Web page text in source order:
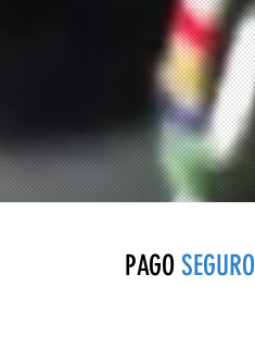
PAGO SEGURO